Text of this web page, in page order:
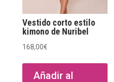
Vestido corto estilo
kimono de Nuribel
168,00€
Añadir al